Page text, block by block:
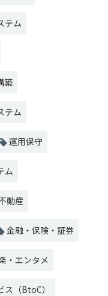
テム
築
テム
運用保守
ム
動産
金融・保険・証券
・エンタメ
ス（BtoC）